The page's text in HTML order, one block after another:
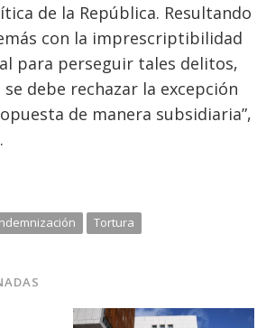
de la República. Resultando
con la imprescriptibilidad
para perseguir tales delitos,
se debe rechazar la excepción
de manera subsidiaria”,
Tortura